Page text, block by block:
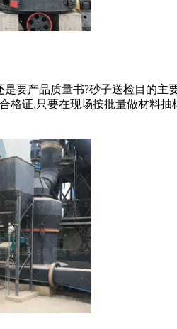
要产品质量书?砂子送检目的
格证,只要在现场按批量做材料